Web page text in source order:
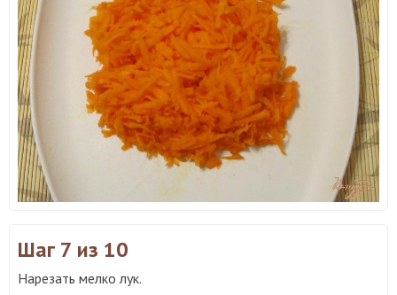
Шаг 7 из 10
Нарезать мелко лук.